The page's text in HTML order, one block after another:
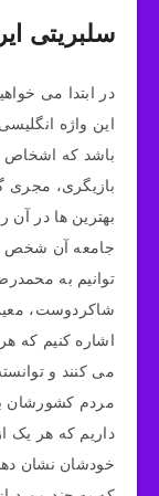
سلبریتی
در ابتدا می‌
این واژه
باشد که اشخاص
بازیگری، مجری
بهترین ها در آن
جامعه آن شخص
توانیم به
شاکردوست،
اشاره کنیم که
می کنند و
مردم کشورشان
داریم که هر یک
خودشان نشان